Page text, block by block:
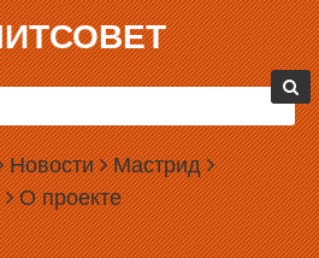
Новости Мастрид
О проекте
ГРАДА»
11.07.06. Представители дольщиков
главного офиса холдинга
по адресу 8 Марта, 13.
общественная организация